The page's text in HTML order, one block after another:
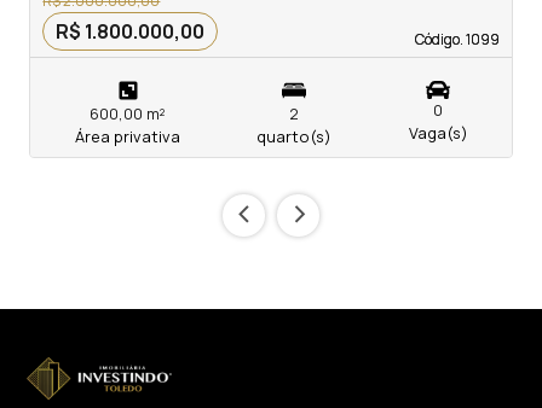
Código. 1099
Código. 1099
R$ 1.800.000,00
600,00 m²
Área privativa
2
quarto(s)
0
Vaga(s)
‹ ›